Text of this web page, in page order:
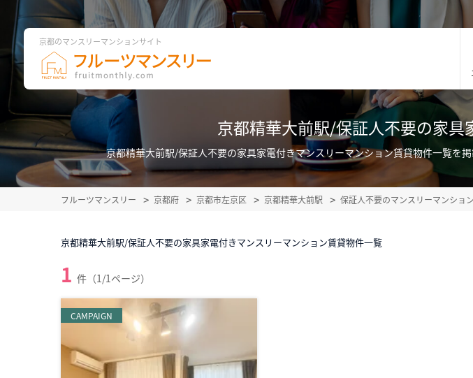
京都のマンスリーマンションサイト
京都精華大前駅/保証人不要の家
京都精華大前駅/保証人不要の家具家電付きマンスリーマンション賃貸物件一覧を
フルーツマンスリー 京都府 京都市左京区 京都精華大前駅 保証人不要のマンスリーマンショ
京都精華大前駅/保証人不要の家具家電付きマンスリーマンション賃貸物件一覧
1 件（1/1ページ）
CAMPAIGN